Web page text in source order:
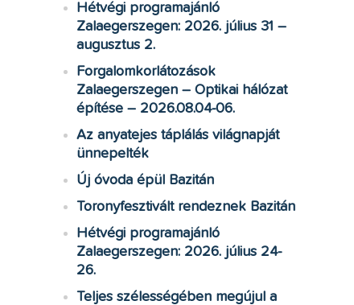
Hétvégi programajánló
Zalaegerszegen: 2026. július 31 –
augusztus 2.
Forgalomkorlátozások
Zalaegerszegen – Optikai hálózat
építése – 2026.08.04-06.
Az anyatejes táplálás világnapját
ünnepelték
Új óvoda épül Bazitán
Toronyfesztivált rendeznek Bazitán
Hétvégi programajánló
Zalaegerszegen: 2026. július 24-
26.
Teljes szélességében megújul a